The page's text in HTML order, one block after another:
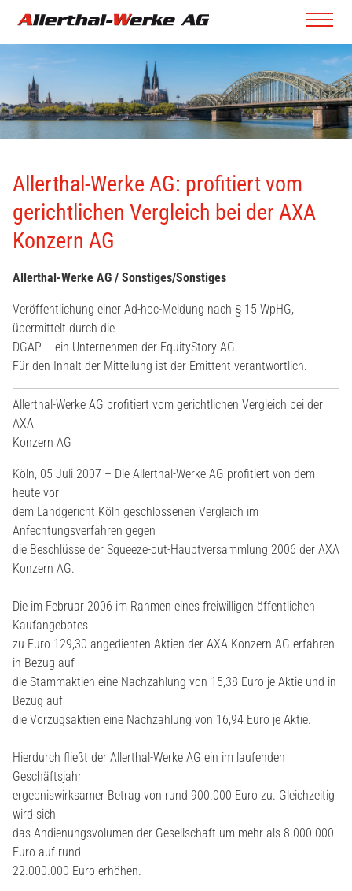
Allerthal-Werke AG: profitiert vom
gerichtlichen Vergleich bei der AXA
Konzern AG
Allerthal-Werke AG / Sonstiges/Sonstiges
Veröffentlichung einer Ad-hoc-Meldung nach § 15 WpHG,
übermittelt durch die
DGAP – ein Unternehmen der EquityStory AG.
Für den Inhalt der Mitteilung ist der Emittent verantwortlich.
Allerthal-Werke AG profitiert vom gerichtlichen Vergleich bei der
AXA
Konzern AG
Köln, 05 Juli 2007 – Die Allerthal-Werke AG profitiert von dem
heute vor
dem Landgericht Köln geschlossenen Vergleich im
Anfechtungsverfahren gegen
die Beschlüsse der Squeeze-out-Hauptversammlung 2006 der AXA
Konzern AG.
Die im Februar 2006 im Rahmen eines freiwilligen öffentlichen
Kaufangebotes
zu Euro 129,30 angedienten Aktien der AXA Konzern AG erfahren
in Bezug auf
die Stammaktien eine Nachzahlung von 15,38 Euro je Aktie und in
Bezug auf
die Vorzugsaktien eine Nachzahlung von 16,94 Euro je Aktie.
Hierdurch fließt der Allerthal-Werke AG ein im laufenden
Geschäftsjahr
ergebniswirksamer Betrag von rund 900.000 Euro zu. Gleichzeitig
wird sich
das Andienungsvolumen der Gesellschaft um mehr als 8.000.000
Euro auf rund
22.000.000 Euro erhöhen.